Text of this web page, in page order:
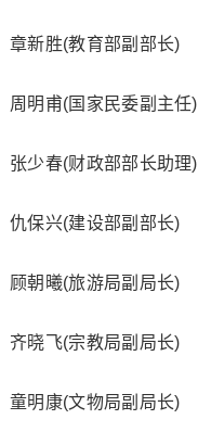
章新胜(教育部副部长)
周明甫(国家民委副主任)
张少春(财政部部长助理)
仇保兴(建设部副部长)
顾朝曦(旅游局副局长)
齐晓飞(宗教局副局长)
童明康(文物局副局长)